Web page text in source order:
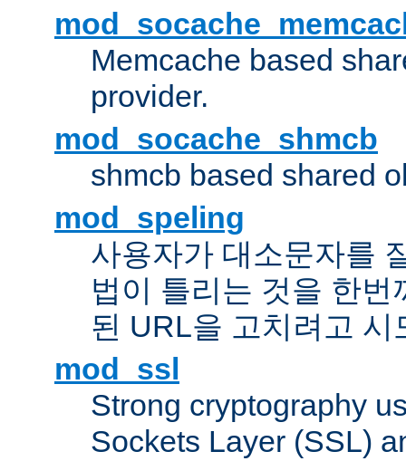
Memcache based
provider.
mod_socache_shmcb
shmcb based shared
mod_speling
사용자가 대소문자를
법이 틀리는 것을 한
된 URL을 고치려고 시
mod_ssl
Strong cryptography
Sockets Layer (SSL)